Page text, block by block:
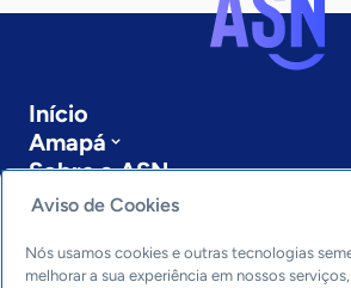
Início
Amapá
Sobre a ASN
Últimas notícias
Editorias
Aviso de Cookies
Nós usamos cookies e outras tecnologias
melhorar a sua experiência em nossos